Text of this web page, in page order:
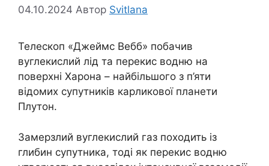
04.10.2024 Автор Svitlana
Телескоп «Джеймс Вебб» побачив
вуглекислий лід та перекис водню на
поверхні Харона – найбільшого з п’яти
відомих супутників карликової планети
Плутон.
Замерзлий вуглекислий газ походить із
глибин супутника, тоді як перекис водню